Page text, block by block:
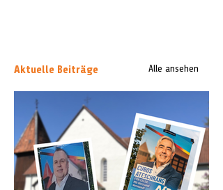
Aktuelle Beiträge Alle ansehen